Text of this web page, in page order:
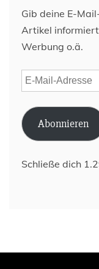
Gib deine E-
Artikel informiert
Werbung o.ä.
E-
Mail-
Adresse
Abonnieren
Schließe dich